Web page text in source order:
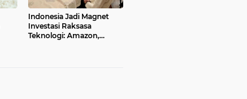
Indonesia Jadi Magnet
Investasi Raksasa
Teknologi: Amazon,